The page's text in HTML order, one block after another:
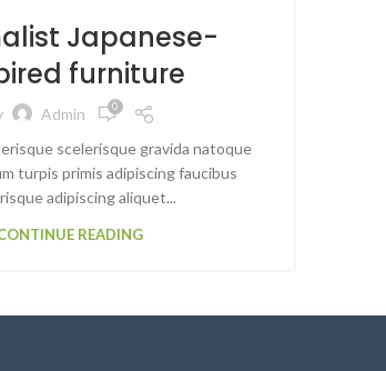
Japanese-
furniture
Admin 0
scelerisque gravida natoque
turpis primis adipiscing faucibus
adipiscing aliquet...
READING